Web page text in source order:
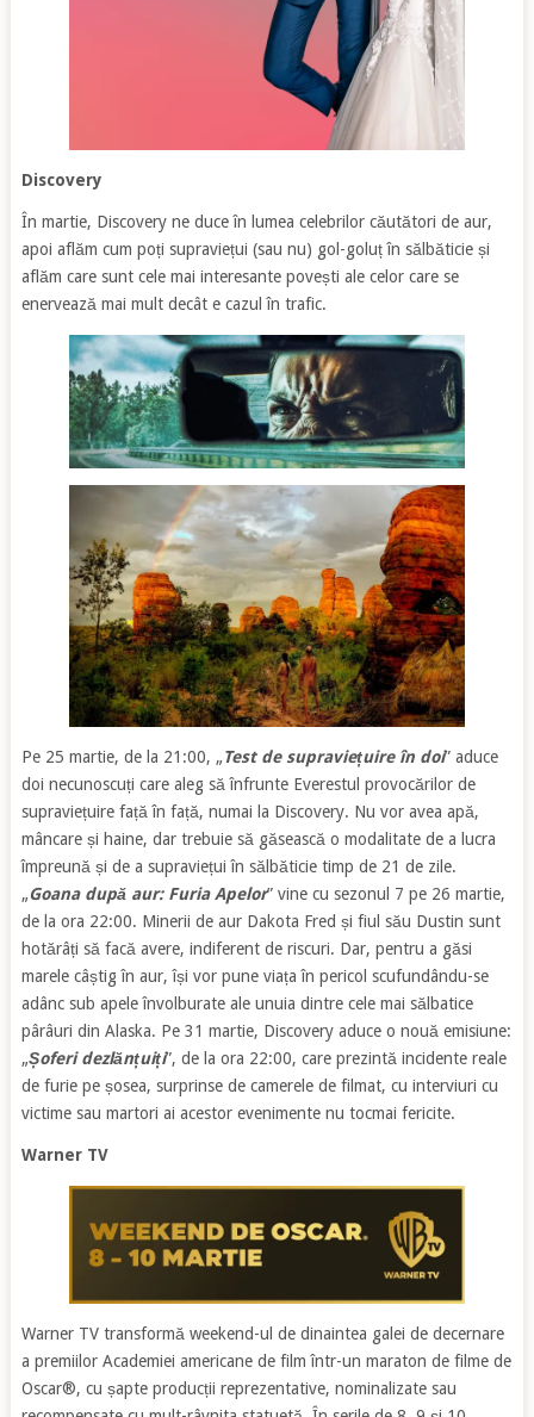
Discovery
În martie, Discovery ne duce în lumea celebrilor căutători de aur,
apoi aflăm cum poți supraviețui (sau nu) gol-goluț în sălbăticie și
aflăm care sunt cele mai interesante povești ale celor care se
enervează mai mult decât e cazul în trafic.
Pe 25 martie, de la 21:00, „Test de supraviețuire în doi” aduce
doi necunoscuți care aleg să înfrunte Everestul provocărilor de
supraviețuire față în față, numai la Discovery. Nu vor avea apă,
mâncare și haine, dar trebuie să găsească o modalitate de a lucra
împreună și de a supraviețui în sălbăticie timp de 21 de zile.
„Goana după aur: Furia Apelor” vine cu sezonul 7 pe 26 martie,
de la ora 22:00. Minerii de aur Dakota Fred și fiul său Dustin sunt
hotărâți să facă avere, indiferent de riscuri. Dar, pentru a găsi
marele câștig în aur, își vor pune viața în pericol scufundându-se
adânc sub apele învolburate ale unuia dintre cele mai sălbatice
pârâuri din Alaska. Pe 31 martie, Discovery aduce o nouă emisiune:
„Șoferi dezlănțuiți”, de la ora 22:00, care prezintă incidente reale
de furie pe șosea, surprinse de camerele de filmat, cu interviuri cu
victime sau martori ai acestor evenimente nu tocmai fericite.
Warner TV
Warner TV transformă weekend-ul de dinaintea galei de decernare
a premiilor Academiei americane de film într-un maraton de filme de
Oscar®, cu șapte producții reprezentative, nominalizate sau